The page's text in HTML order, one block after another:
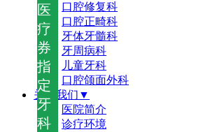
医
疗
券
指
定
牙
科
口腔修复科
口腔正畸科
牙体牙髓科
牙周病科
儿童牙科
口腔颌面外科
关于我们▼
医院简介
诊疗环境